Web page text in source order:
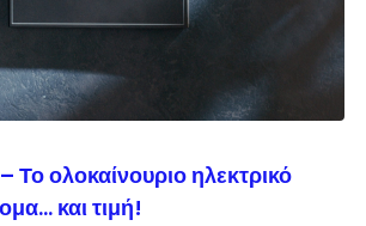
© enkinisi.gr
ολοκαίνουριο ηλεκτρικό
και τιμή!